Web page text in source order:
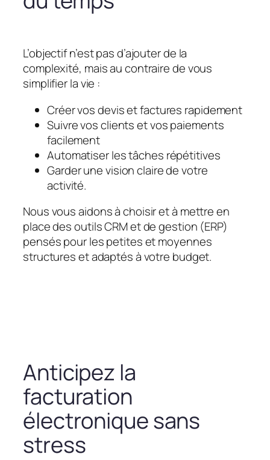
L’objectif n’est pas d’ajouter de la
complexité, mais au contraire de vous
simplifier la vie :
Créer vos devis et factures rapidement
Suivre vos clients et vos paiements
facilement
Automatiser les tâches répétitives
Garder une vision claire de votre
activité.
Nous vous aidons à choisir et à mettre en
place des outils CRM et de gestion (ERP)
pensés pour les petites et moyennes
structures et adaptés à votre budget.
Anticipez la
facturation
électronique sans
stress